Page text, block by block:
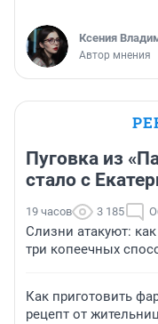
Ксения
Автор мнения
Пуговка из
стало с
19 часов 3 185
Слизни атакуют:
три копеечных
Как приготовить
рецепт от